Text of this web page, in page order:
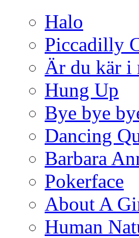
Halo
Piccadilly
Är du kär i
Hung Up
Bye bye
Dancing
Barbara
Pokerface
About A
Human